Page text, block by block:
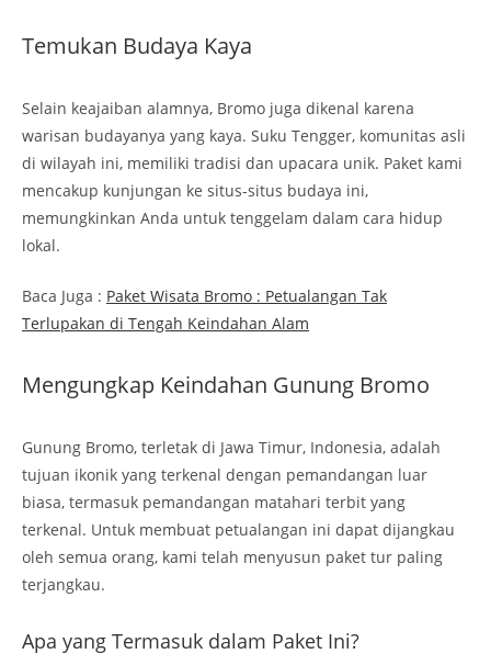
Temukan Budaya Kaya
Selain keajaiban alamnya, Bromo juga dikenal karena
warisan budayanya yang kaya. Suku Tengger, komunitas asli
di wilayah ini, memiliki tradisi dan upacara unik. Paket kami
mencakup kunjungan ke situs-situs budaya ini,
memungkinkan Anda untuk tenggelam dalam cara hidup
lokal.
Baca Juga : Paket Wisata Bromo : Petualangan Tak
Terlupakan di Tengah Keindahan Alam
Mengungkap Keindahan Gunung Bromo
Gunung Bromo, terletak di Jawa Timur, Indonesia, adalah
tujuan ikonik yang terkenal dengan pemandangan luar
biasa, termasuk pemandangan matahari terbit yang
terkenal. Untuk membuat petualangan ini dapat dijangkau
oleh semua orang, kami telah menyusun paket tur paling
terjangkau.
Apa yang Termasuk dalam Paket Ini?